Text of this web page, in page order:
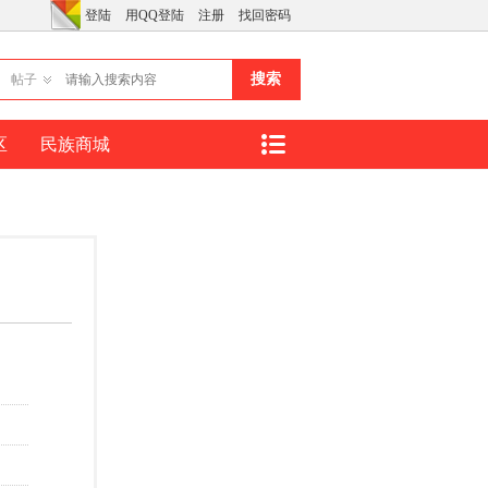
登陆 用QQ登陆 注册 找回密码
帖子 搜索
民族商城